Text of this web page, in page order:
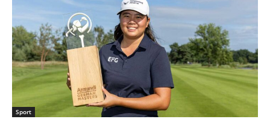
Sport